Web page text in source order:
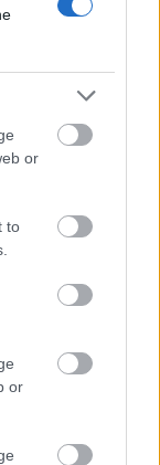
or
to
or
Barbara
láthatjuk a